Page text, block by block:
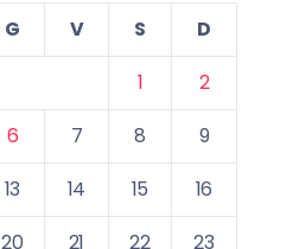
G V S
D
1
2
6 7 8
9
13 14 15
16
20 21 22
23